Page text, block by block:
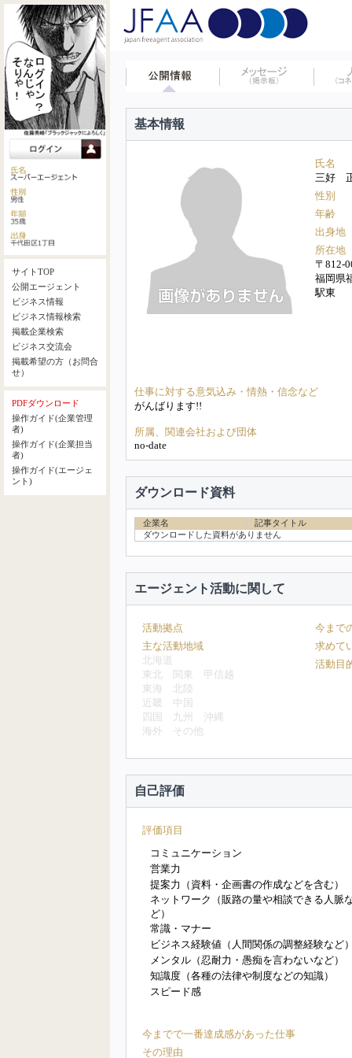
サイトTOP
公開エージェント
ビジネス情報
ビジネス情報検索
掲載企業検索
ビジネス交流会
掲載希望の方（お問合
せ）
PDFダウンロード
操作ガイド(企業管理
者)
操作ガイド(企業担当
者)
操作ガイド(エージェ
ント)
基本情報
氏名
三好
性別
年齢
出身地
所在地
〒812-
福岡県
駅東
仕事に対する意気込み・情熱・信念など
がんばります!!
所属、関連会社および団体
no-date
ダウンロード資料
企業名
記事タイトル
ダウンロードした資料がありません
エージェント活動に関して
活動拠点
主な活動地域
北海道
東北
関東
甲信越
東海
北陸
近畿
中国
四国
九州
沖縄
海外
その他
今まで
求めて
活動目
自己評価
評価項目
コミュニケーション
営業力
提案力（資料・企画書の作成などを含む）
ネットワーク（販路の量や相談できる人脈
ど）
常識・マナー
ビジネス経験値（人間関係の調整経験など
メンタル（忍耐力・愚痴を言わないなど）
知識度（各種の法律や制度などの知識）
スピード感
今までで一番達成感があった仕事
その理由